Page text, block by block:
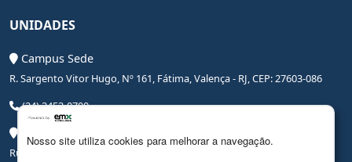
UNIDADES
Campus Sede
R. Sargento Vitor Hugo, Nº 161, Fátima, Valença - RJ, CEP: 27603-086
(24) 2453-0700
Rua Coronel Leite Pinto, Nº 20, Centro, Valença - RJ, CEP: 27600-000
Nosso site utiliza cookies para melhorar a navegação.